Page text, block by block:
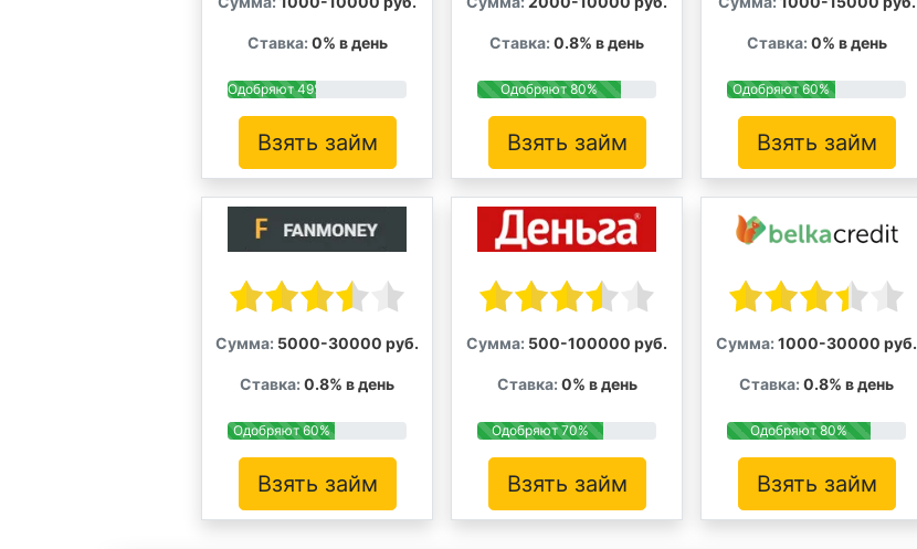
Ставка: 0% в день
Одобряют 49%
Взять займ
Ставка: 0.8% в день
Одобряют 80%
Взять займ
Ставка: 0% в день
Одобряют 60%
Взять займ
Сумма: 5000-30000 руб.
Ставка: 0.8% в день
Одобряют 60%
Взять займ
Сумма: 500-100000 руб.
Ставка: 0% в день
Одобряют 70%
Взять займ
Сумма: 1000-30000 руб.
Ставка: 0.8% в день
Одобряют 80%
Взять займ